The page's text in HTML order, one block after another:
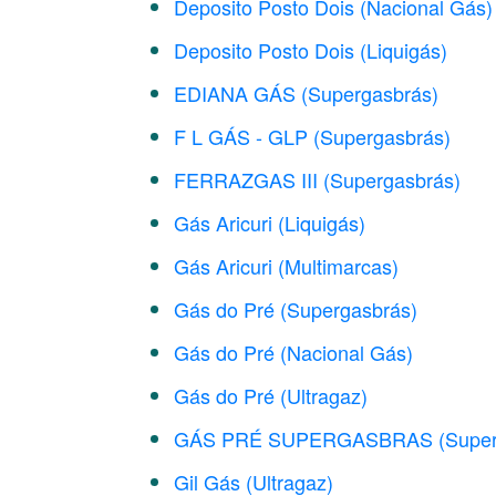
Deposito Posto Dois (Nacional Gás)
Deposito Posto Dois (Liquigás)
EDIANA GÁS (Supergasbrás)
F L GÁS - GLP (Supergasbrás)
FERRAZGAS III (Supergasbrás)
Gás Aricuri (Liquigás)
Gás Aricuri (Multimarcas)
Gás do Pré (Supergasbrás)
Gás do Pré (Nacional Gás)
Gás do Pré (Ultragaz)
GÁS PRÉ SUPERGASBRAS
Gil Gás (Ultragaz)